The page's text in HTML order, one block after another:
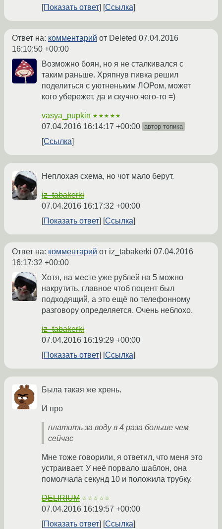
Показать ответ
Ссылка
Ответ на: комментарий от Deleted 07.04.2016
16:10:50 +00:00
Возможно боян, но я не сталкивался с
таким раньше. Хряпнув пивка решил
поделиться с уютненьким ЛОРом, может
кого убережет, да и скучно чего-то =)
vasya_pupkin ★★★★★
07.04.2016 16:14:17 +00:00 автор топика
Ссылка
Неплохая схема, но чот мало берут.
iz_tabakerki
07.04.2016 16:17:32 +00:00
Показать ответ
Ссылка
Ответ на: комментарий от iz_tabakerki 07.04.2016
16:17:32 +00:00
Хотя, на месте уже рублей на 5 можно
накрутить, главное чтоб поцент был
подходящий, а это ещё по телефонному
разговору определяется. Очень неблохо.
iz_tabakerki
07.04.2016 16:19:29 +00:00
Показать ответ
Ссылка
Была такая же хрень.
И про
платить за воду в 4 раза больше чем
сейчас
Мне тоже говорили, я ответил, что меня это
устраивает. У неё порвало шаблон, она
помолчала секунд 10 и положила трубку.
DELIRIUM ☆☆☆☆☆
07.04.2016 16:19:57 +00:00
Показать ответ
Ссылка